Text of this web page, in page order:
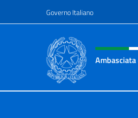
Governo Italiano
Intestazione
Ambasciata